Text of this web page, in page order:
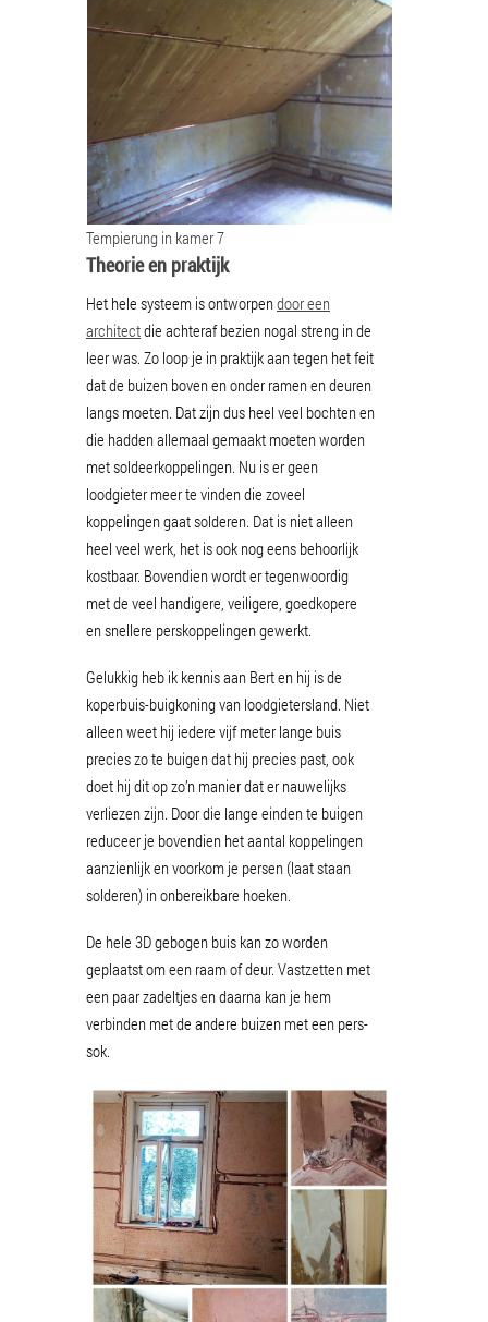
Tempierung in kamer 7
Theorie en praktijk
Het hele systeem is ontworpendoor een
architectdie achteraf bezien nogal streng in de
leer was. Zo loop je in praktijk aan tegen het feit
dat de buizen boven en onder ramen en deuren
langs moeten. Dat zijn dus heel veel bochten en
die hadden allemaal gemaakt moeten worden
met soldeerkoppelingen. Nu is er geen
loodgieter meer te vinden die zoveel
koppelingen gaat solderen. Dat is niet alleen
heel veel werk, het is ook nog eens behoorlijk
kostbaar. Bovendien wordt er tegenwoordig
met de veel handigere, veiligere, goedkopere
en snellere perskoppelingen gewerkt.
Gelukkig heb ik kennis aan Bert en hij is de
koperbuis-buigkoning van loodgietersland. Niet
alleen weet hij iedere vijf meter lange buis
precies zo te buigen dat hij precies past, ook
doet hij dit op zo’n manier dat er nauwelijks
verliezen zijn. Door die lange einden te buigen
reduceer je bovendien het aantal koppelingen
aanzienlijk en voorkom je persen (laat staan
solderen) in onbereikbare hoeken.
De hele 3D gebogen buis kan zo worden
geplaatst om een raam of deur. Vastzetten met
een paar zadeltjes en daarna kan je hem
verbinden met de andere buizen met een pers-
sok.